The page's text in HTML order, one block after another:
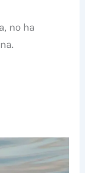
no ha